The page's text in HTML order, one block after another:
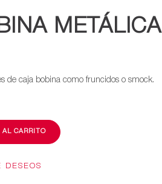
METÁLICA
de caja bobina como fruncidos o smock.
AL CARRITO
DESEOS